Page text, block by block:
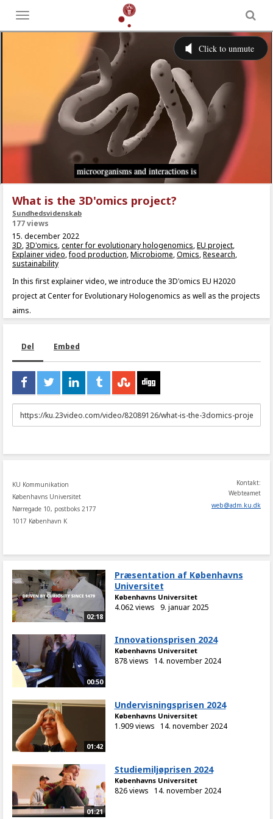
Toggle
menu
What is the 3D'omics project?
Sundhedsvidenskab
177 views
15. december 2022
3D,3D'omics,center for evolutionary hologenomics,EU project,
Explainer video,food production,Microbiome,Omics,Research,
sustainability
In this first explainer video, we introduce the 3D'omics EU H2020
project at Center for Evolutionary Hologenomics as well as the projects
aims.
Del Embed
URL
to
KU Kommunikation
Københavns Universitet
Nørregade 10, postboks 2177
1017 København K
Kontakt:
Webteamet
web@adm.ku.dk
02:18
Præsentation af Københavns
Universitet
Københavns Universitet
4.062 views 9. januar 2025
00:50
Innovationsprisen 2024
Københavns Universitet
878 views 14. november 2024
01:42
Undervisningsprisen 2024
Københavns Universitet
1.909 views 14. november 2024
01:21
Studiemiljøprisen 2024
Københavns Universitet
826 views 14. november 2024